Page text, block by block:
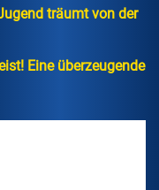
träumt von der
Eine überzeugende